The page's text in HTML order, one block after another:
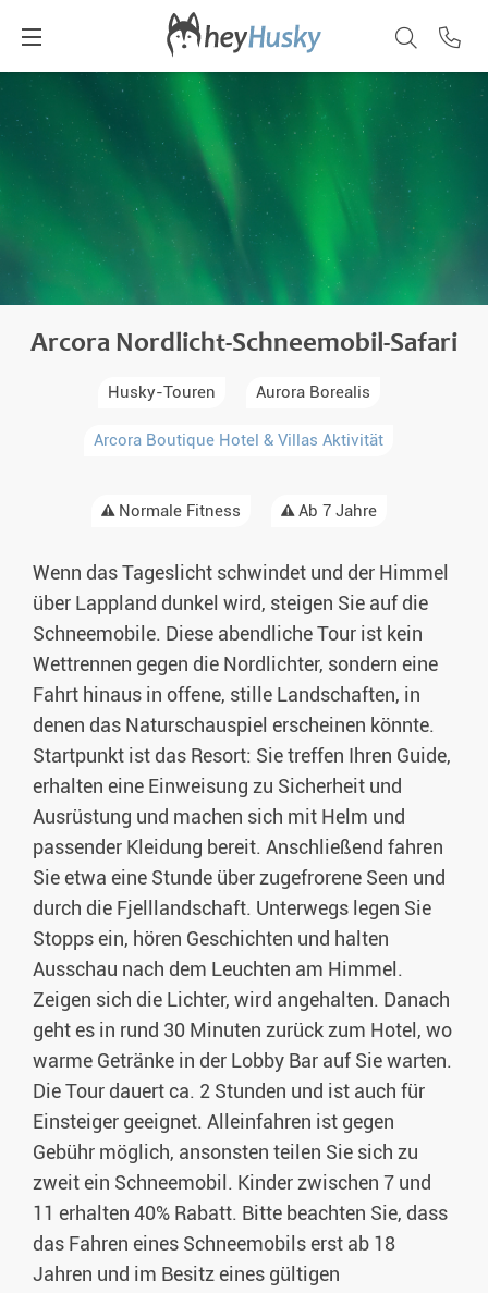
Arcora Nordlicht-Schneemobil-Safari
Husky-Touren Aurora Borealis
Arcora Boutique Hotel & Villas Aktivität
Normale Fitness Ab 7 Jahre
Wenn das Tageslicht schwindet und der Himmel
über Lappland dunkel wird, steigen Sie auf die
Schneemobile. Diese abendliche Tour ist kein
Wettrennen gegen die Nordlichter, sondern eine
Fahrt hinaus in offene, stille Landschaften, in
denen das Naturschauspiel erscheinen könnte.
Startpunkt ist das Resort: Sie treffen Ihren Guide,
erhalten eine Einweisung zu Sicherheit und
Ausrüstung und machen sich mit Helm und
passender Kleidung bereit. Anschließend fahren
Sie etwa eine Stunde über zugefrorene Seen und
durch die Fjelllandschaft. Unterwegs legen Sie
Stopps ein, hören Geschichten und halten
Ausschau nach dem Leuchten am Himmel.
Zeigen sich die Lichter, wird angehalten. Danach
geht es in rund 30 Minuten zurück zum Hotel, wo
warme Getränke in der Lobby Bar auf Sie warten.
Die Tour dauert ca. 2 Stunden und ist auch für
Einsteiger geeignet. Alleinfahren ist gegen
Gebühr möglich, ansonsten teilen Sie sich zu
zweit ein Schneemobil. Kinder zwischen 7 und
11 erhalten 40% Rabatt. Bitte beachten Sie, dass
das Fahren eines Schneemobils erst ab 18
Jahren und im Besitz eines gültigen